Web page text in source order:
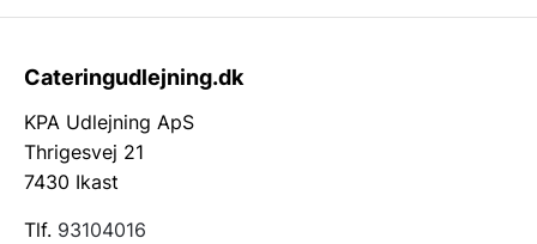
Cateringudlejning.dk
KPA Udlejning ApS
Thrigesvej 21
7430 Ikast
Tlf. 93104016